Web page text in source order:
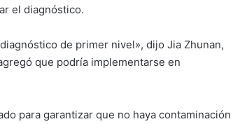
el diagnóstico.
de primer nivel», dijo Jia Zhunan,
que podría implementarse en
para garantizar que no haya contaminación